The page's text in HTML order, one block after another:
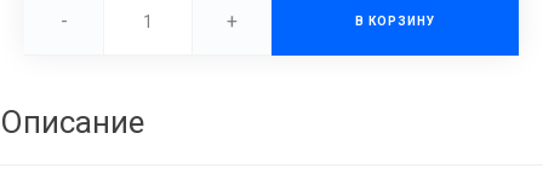
- + В КОРЗИНУ
Описание